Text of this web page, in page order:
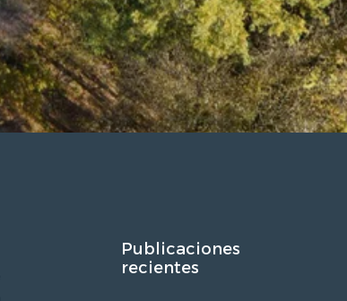
Publicaciones
recientes